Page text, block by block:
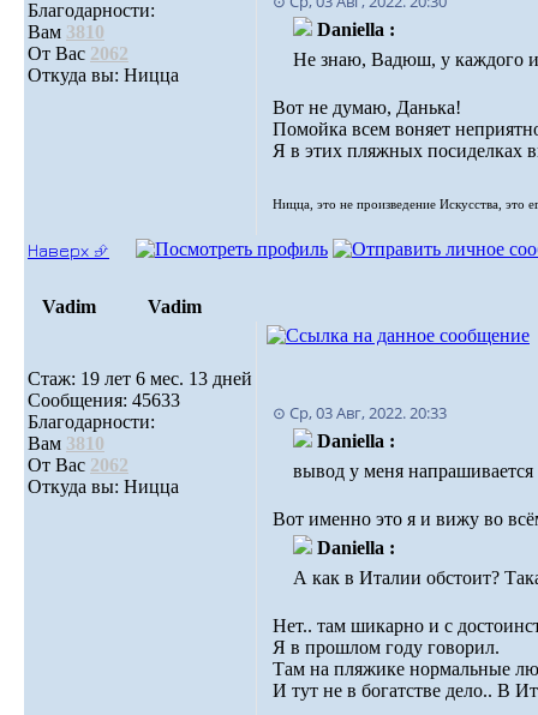
Благодарности:
Вам 3810
От Вас 2062
Откуда вы: Ницца
Daniella :
Не знаю, Вадюш, у каждого
Вот не думаю, Данька!
Помойка всем воняет
Я в этих пляжных посиделках
Ницца, это не произведение Искусства, это
Наверх ⮵
Vadim Vadim
Стаж: 19 лет 6 мес. 13 дней
Сообщения: 45633
Благодарности:
Вам 3810
От Вас 2062
Откуда вы: Ницца
⊙ Ср, 03 Авг, 2022. 20:33
Daniella :
вывод у меня напрашивается
Вот именно это я и вижу во
Daniella :
А как в Италии обстоит?
Нет.. там шикарно и с
Я в прошлом году говорил.
Там на пляжике нормальные
И тут не в богатстве дело.. В